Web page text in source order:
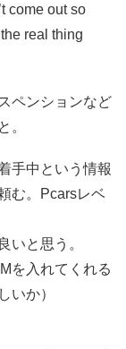
come out so
real thing
ペンションなど
。
手中という情報
む。Pcarsレベ
いと思う。
を入れてくれる
いか）